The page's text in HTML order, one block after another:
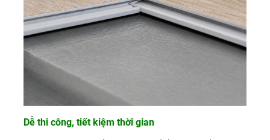
Dễ thi công, tiết kiệm thời gian